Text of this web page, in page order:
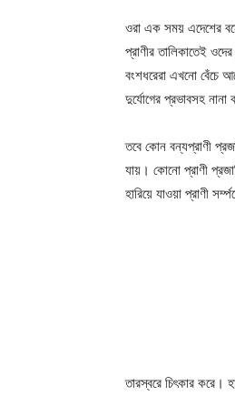
ওরা এক সময় এদেশের
প্রাণীর তালিকাতেই
বংশধরেরা এখনো বেঁচে
দুর্যোগের প্রভাবসহ
তবে কোন বন্যপ্রাণী
যায়। কোনো প্রাণী
হারিয়ে যাওয়া প্রাণী
তারস্বরে চিৎকার করে।